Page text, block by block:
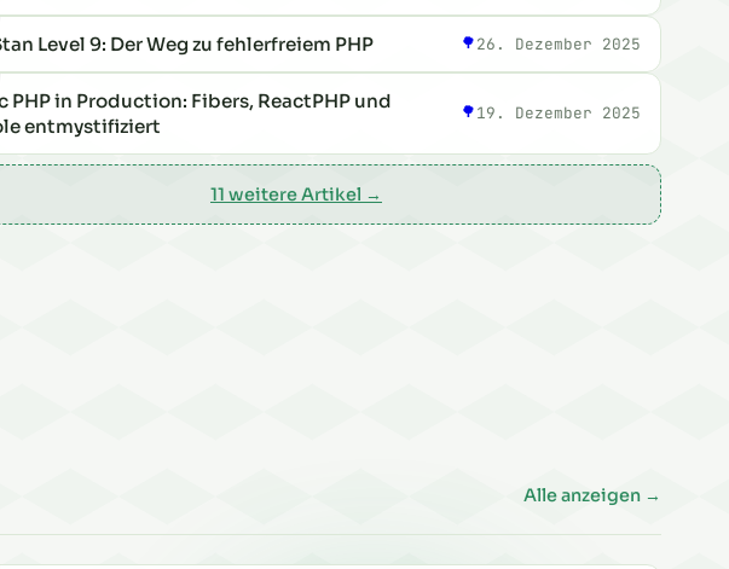
Redis Lock Expiration in Crunz
Level 9: Der Weg zu fehlerfreiem PHP 🌳26. Dezember 2025
PHP in Production: Fibers, ReactPHP und
entmystifiziert
🌳19. Dezember 2025
11 weitere Artikel →
Alle anzeigen →